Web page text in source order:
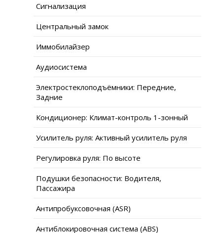
Сигнализация
Центральный замок
Иммобилайзер
Аудиосистема
Электростеклоподъёмники: Передние,
Задние
Кондиционер: Климат-контроль 1-зонный
Усилитель руля: Активный усилитель руля
Регулировка руля: По высоте
Подушки безопасности: Водителя,
Пассажира
Антипробуксовочная (ASR)
Антиблокировочная система (ABS)